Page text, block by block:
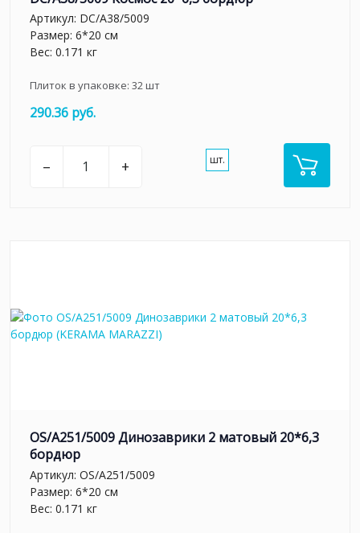
Артикул: DC/A38/5009
Размер: 6*20 см
Вес: 0.171 кг
Плиток в упаковке: 32шт
290.36 руб.
– + шт.
OS/A251/5009 Динозаврики 2 матовый 20*6,3
бордюр
Артикул: OS/A251/5009
Размер: 6*20 см
Вес: 0.171 кг